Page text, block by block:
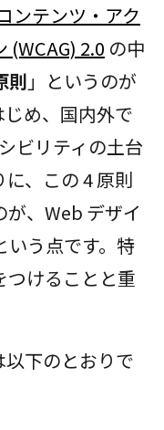
ンテンツ・アク
(WCAG) 2.0 の中
則 」というのが
じめ、国内外で
ビリティの土台
、この 4 原則
、Web デザイ
いう点です。特
つけることと重
以下のとおりで